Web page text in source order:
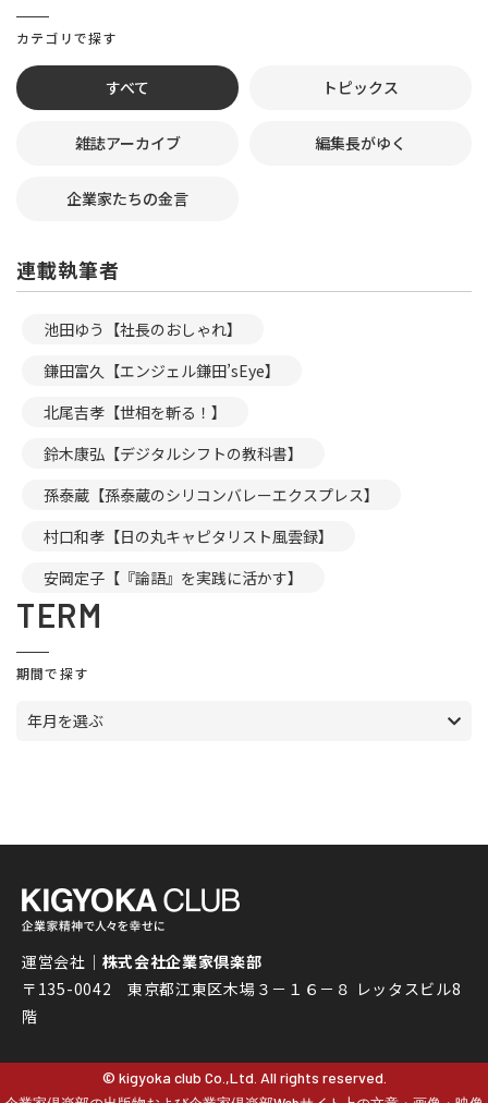
カテゴリで探す
すべて トピックス
雑誌アーカイブ 編集長がゆく
企業家たちの金言
連載執筆者
池田ゆう【社長のおしゃれ】
鎌田富久【エンジェル鎌田’sEye】
北尾吉孝【世相を斬る！】
鈴木康弘【デジタルシフトの教科書】
孫泰蔵【孫泰蔵のシリコンバレーエクスプレス】
村口和孝【日の丸キャピタリスト風雲録】
安岡定子【『論語』を実践に活かす】
TERM
期間で探す
年月を選ぶ
運営会社｜ 株式会社企業家倶楽部
〒135-0042 東京都江東区木場３－１６－８ レッタスビル8
階
© kigyoka club Co.,Ltd. All rights reserved.